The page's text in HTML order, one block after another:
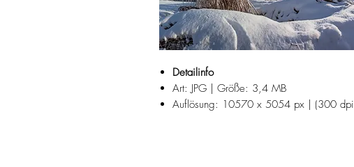
Detailinfo
Art: JPG | Größe: 3,4 MB
Auflösung: 10570 x 5054 px | (300 dpi